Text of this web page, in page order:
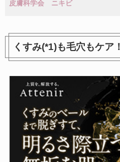
皮膚科学会 ニキビ
くすみ(*1)も毛穴もケア